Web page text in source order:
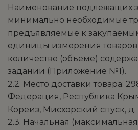
Наименование подлежащих
минимально необходимые
предъявляемые к
единицы измерения
количестве (объеме)
задании (Приложение №1).
2.2. Место доставки товара:
Федерация, Республика Крым,
Кореиз, Мисхорский спуск, д.
2.3. Начальная